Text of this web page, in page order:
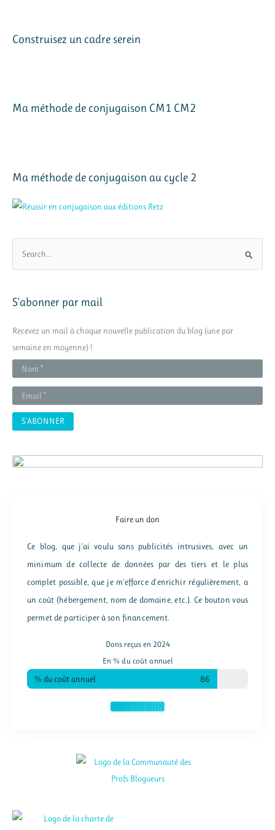
Construisez un cadre serein
Ma méthode de conjugaison CM1 CM2
Ma méthode de conjugaison au cycle 2
h
r
c
h
e
:
S’abonner par mail
Recevez un mail à chaque nouvelle publication du blog (une par
semaine en moyenne) !
Faire un don
Ce blog, que j'ai voulu sans publicités intrusives, avec un
minimum de collecte de données par des tiers et le plus
complet possible, que je m'efforce d'enrichir régulièrement, a
un coût (hébergement, nom de domaine, etc.). Ce bouton vous
permet de participer à son financement.
Dons reçus en 2024
En % du coût annuel
% du coût annuel 86
FAIRE UN DON